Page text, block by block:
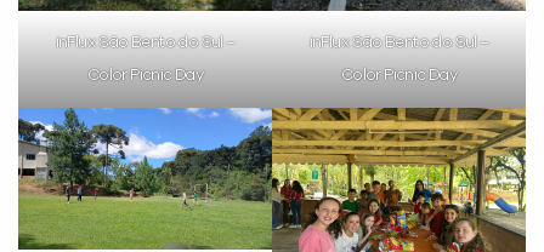
inFlux São Bento do Sul –
Color Picnic Day
inFlux São Bento do Sul –
Color Picnic Day
Você é aluno inFlux?